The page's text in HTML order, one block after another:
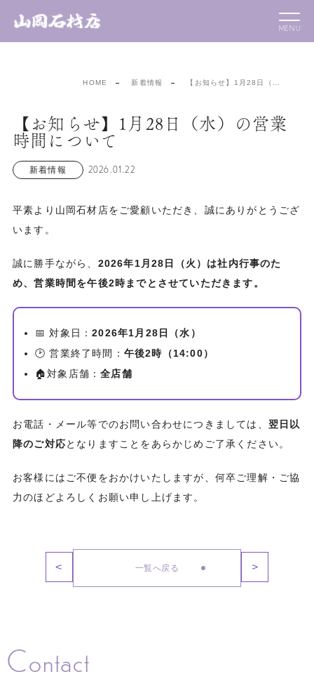
HOME 新着情報 【お知らせ】1月28日（…
【お知らせ】1月28日（水）の営業
時間について
新着情報 2026.01.22
平素より山岡石材店をご愛顧いただき、誠にありがとうござ
います。
誠に勝手ながら、 2026年1月28日（火）は社内行事のた
め、営業時間を午後2時までとさせていただきます。
📅 対象日：2026年1月28日（水）
🕑 営業終了時間： 午後2時（14:00）
🏠対象店舗：全店舗
お電話・メール等でのお問い合わせにつきましては、 翌日以
降のご対応となりますことをあらかじめご了承ください。
お客様にはご不便をおかけいたしますが、何卒ご理解・ご協
力のほどよろしくお願い申し上げます。
< 一覧へ戻る >
Contact